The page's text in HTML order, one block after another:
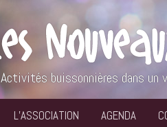
Activités buissonnières dans
L’ASSOCIATION AGENDA